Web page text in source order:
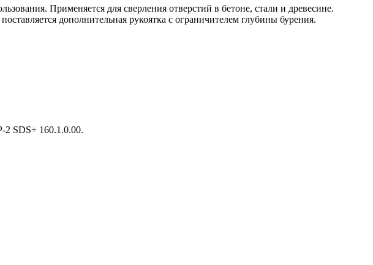
Применяется для сверления отверстий в бетоне, стали и древесине.
дополнительная рукоятка с ограничителем глубины бурения.
2 SDS+ 160.1.0.00.